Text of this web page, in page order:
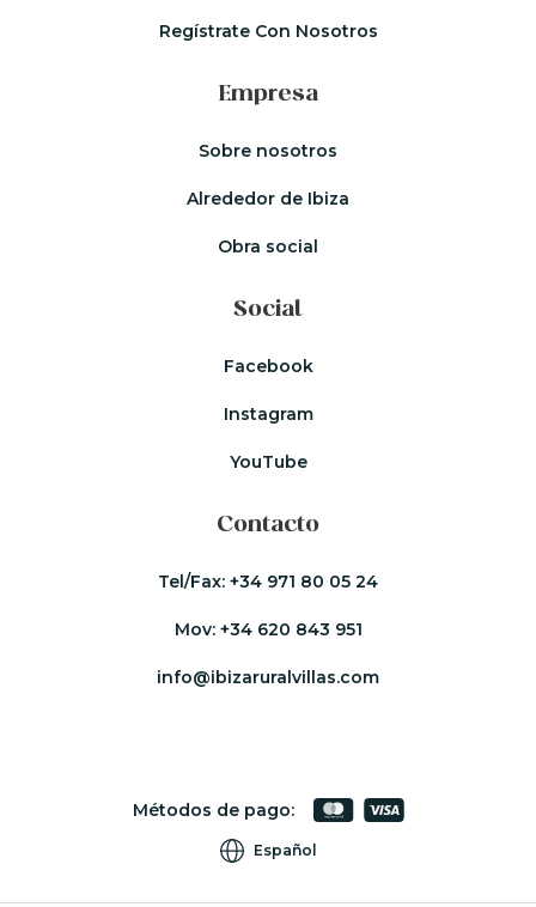
Regístrate Con Nosotros
Empresa
Sobre nosotros
Alrededor de Ibiza
Obra social
Social
Facebook
Instagram
YouTube
Contacto
Tel/Fax: +34 971 80 05 24
Mov: +34 620 843 951
info@ibizaruralvillas.com
Métodos de pago:
Español